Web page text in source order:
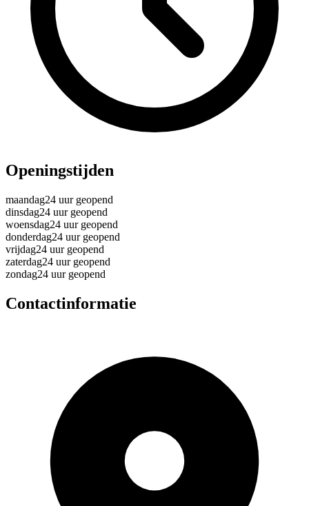
Openingstijden
maandag24 uur geopend
dinsdag24 uur geopend
woensdag24 uur geopend
donderdag24 uur geopend
vrijdag24 uur geopend
zaterdag24 uur geopend
zondag24 uur geopend
Contactinformatie